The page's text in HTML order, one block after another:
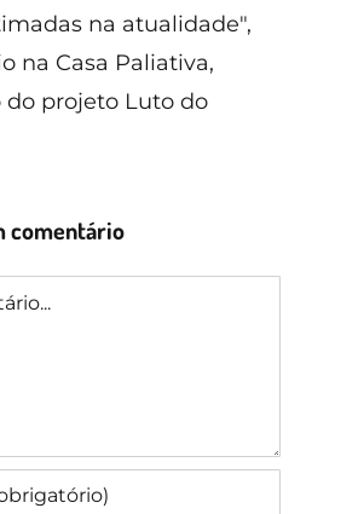
na atualidade",
na Casa Paliativa,
projeto Luto do
comentário